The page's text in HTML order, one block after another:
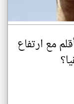
مع ارتفاع